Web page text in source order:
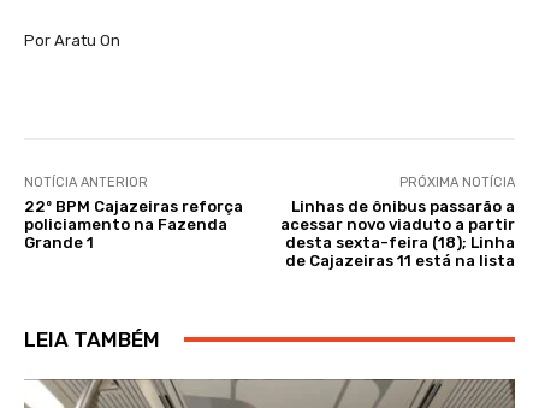
Por Aratu On
NOTÍCIA ANTERIOR
22º BPM Cajazeiras reforça
policiamento na Fazenda
Grande 1
PRÓXIMA NOTÍCIA
Linhas de ônibus passarão a
acessar novo viaduto a partir
desta sexta-feira (18); Linha
de Cajazeiras 11 está na lista
LEIA TAMBÉM